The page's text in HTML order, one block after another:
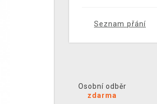
Seznam přání
Osobní odběr
zdarma